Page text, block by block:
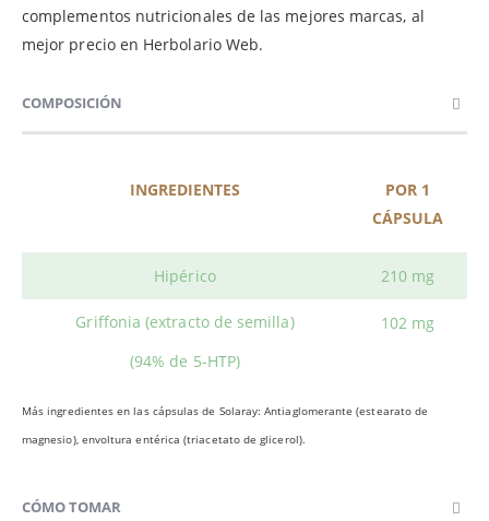
complementos nutricionales de las mejores marcas, al
mejor precio en Herbolario Web.
COMPOSICIÓN
INGREDIENTES
POR 1
CÁPSULA
Hipérico 210 mg
Griffonia (extracto de semilla)
(94% de 5-HTP)
102 mg
Más ingredientes en las cápsulas de Solaray: Antiaglomerante (estearato de
magnesio), envoltura entérica (triacetato de glicerol).
CÓMO TOMAR